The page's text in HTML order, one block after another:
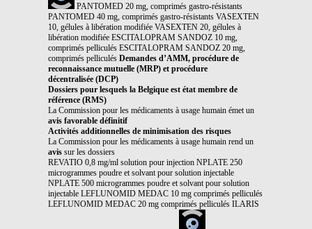
PANTOMED 20 mg, comprimés gastro-résistants
PANTOMED 40 mg, comprimés gastro-résistants VASEXTEN
10, gélules à libération modifiée VASEXTEN 20, gélules à
libération modifiée ESCITALOPRAM SANDOZ 10 mg,
comprimés pelliculés ESCITALOPRAM SANDOZ 20 mg,
comprimés pelliculés Demandes d’AMM, procédure de
reconnaissance mutuelle (MRP) et procédure
décentralisée (DCP)
Dossiers pour lesquels la Belgique est état membre de
référence (RMS)
La Commission pour les médicaments à usage humain émet un
avis favorable définitif
Activités additionnelles de minimisation des risques
La Commission pour les médicaments à usage humain rend un
avis sur les dossiers
REVATIO 0,8 mg/ml solution pour injection NPLATE 250
microgrammes poudre et solvant pour solution injectable
NPLATE 500 microgrammes poudre et solvant pour solution
injectable LEFLUNOMID MEDAC 10 mg comprimés pelliculés
LEFLUNOMID MEDAC 20 mg comprimés pelliculés ILARIS